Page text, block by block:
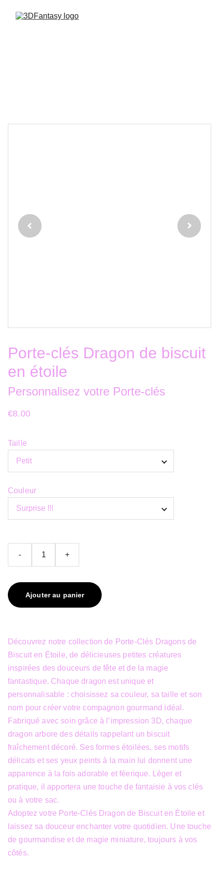
Porte-clés Dragon de biscuit
en étoile
Personnalisez votre Porte-clés
€8.00
Taille
Couleur
- +
Ajouter au panier
Découvrez notre collection de Porte-Clés Dragons de
Biscuit en Étoile, de délicieuses petites créatures
inspirées des douceurs de fête et de la magie
fantastique. Chaque dragon est unique et
personnalisable : choisissez sa couleur, sa taille et son
nom pour créer votre compagnon gourmand idéal.
Fabriqué avec soin grâce à l’impression 3D, chaque
dragon arbore des détails rappelant un biscuit
fraîchement décoré. Ses formes étoilées, ses motifs
délicats et ses yeux peints à la main lui donnent une
apparence à la fois adorable et féerique. Léger et
pratique, il apportera une touche de fantaisie à vos clés
ou à votre sac.
Adoptez votre Porte-Clés Dragon de Biscuit en Étoile et
laissez sa douceur enchanter votre quotidien. Une touche
de gourmandise et de magie miniature, toujours à vos
côtés.